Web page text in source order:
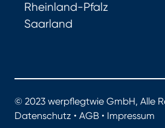
Rheinland-Pfalz
Saarland
© 2023 werpflegtwie GmbH, Alle
Datenschutz • AGB • Impressum